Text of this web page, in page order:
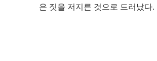
은 짓을 저지른 것으로 드러났다.